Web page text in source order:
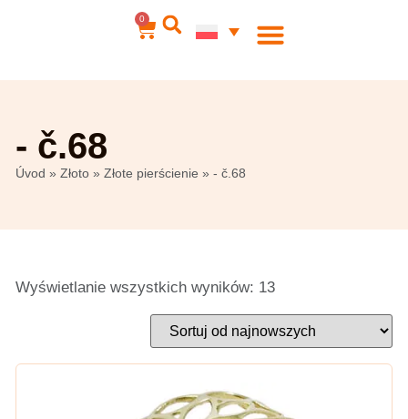
0
- č.68
Úvod » Złoto » Złote pierścienie » - č.68
Wyświetlanie wszystkich wyników: 13